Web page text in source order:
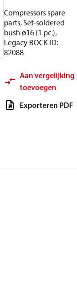
Compressors spare
parts, Set-soldered
bush ø16 (1 pc.),
Legacy BOCK ID:
82088
Aan vergelijking
toevoegen
Exporteren PDF